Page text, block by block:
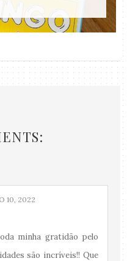
10, 2022
minha gratidão pelo
são incríveis!! Que